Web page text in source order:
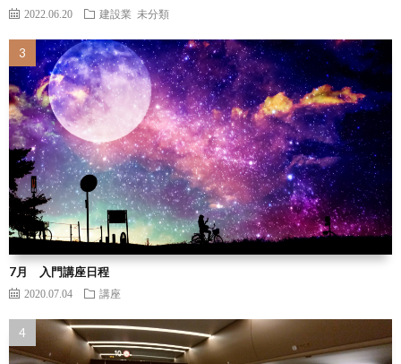
2022.06.20 建設業 未分類
7月 入門講座日程
2020.07.04 講座